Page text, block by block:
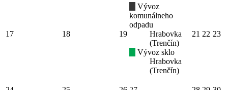
17 18 19
Vývoz
komunálneho
odpadu
Hrabovka
(Trenčín)
Vývoz sklo
Hrabovka
(Trenčín)
21 22 23